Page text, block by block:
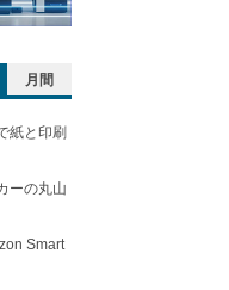
月間
紙と印刷
ーの丸山
Smart